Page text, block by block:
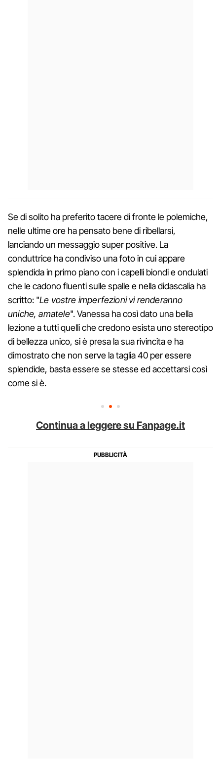
Se di solito ha preferito tacere di fronte le polemiche,
nelle ultime ore ha pensato bene di ribellarsi,
lanciando un messaggio super positive. La
conduttrice ha condiviso una foto in cui appare
splendida in primo piano con i capelli biondi e ondulati
che le cadono fluenti sulle spalle e nella didascalia ha
scritto: "Le vostre imperfezioni vi renderanno
uniche, amatele". Vanessa ha così dato una bella
lezione a tutti quelli che credono esista uno stereotipo
di bellezza unico, si è presa la sua rivincita e ha
dimostrato che non serve la taglia 40 per essere
splendide, basta essere se stesse ed accettarsi così
come si è.
Continua a leggere su Fanpage.it